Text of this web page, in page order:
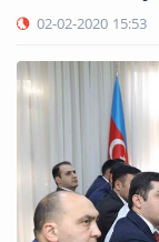
02-02-2020 15:53